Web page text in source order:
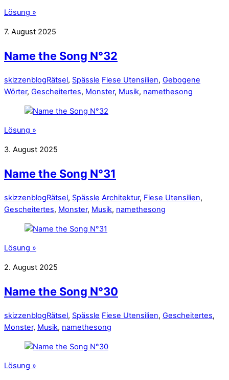
Lösung »
7. August 2025
Name the Song N°32
skizzenblogRätsel, Spässle Fiese Utensilien, Gebogene
Wörter, Gescheitertes, Monster, Musik, namethesong
Lösung »
3. August 2025
Name the Song N°31
skizzenblogRätsel, Spässle Architektur, Fiese Utensilien,
Gescheitertes, Monster, Musik, namethesong
Lösung »
2. August 2025
Name the Song N°30
skizzenblogRätsel, Spässle Fiese Utensilien, Gescheitertes,
Monster, Musik, namethesong
Lösung »